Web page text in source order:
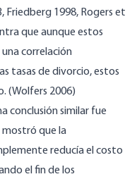
Friedberg 1998, Rogers et
que aunque estos
correlación
tasas de divorcio, estos
(Wolfers 2006)
conclusión similar fue
mostró que la
reducía el costo
el fin de los